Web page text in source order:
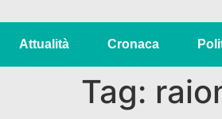
Attualità Cronaca
Tag: